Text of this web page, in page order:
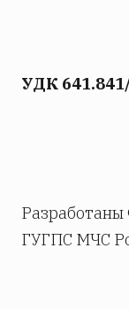
УДК
ГУГПС МЧС